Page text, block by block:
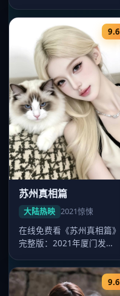
丽热巴…
9.6
苏州真相篇
大陆热映 2021惊悚
在线免费看《苏州真相篇》
完整版：2021年厦门发
彤、张家辉…
9.6